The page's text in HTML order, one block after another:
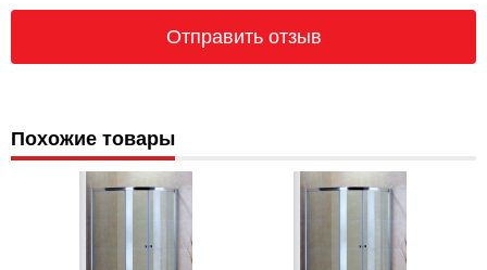
Похожие товары